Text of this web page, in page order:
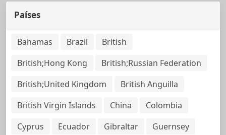
Países
Bahamas Brazil
British
British;Hong Kong
British;Russian Federation
British;United Kingdom
British Anguilla
British Virgin Islands
China
Colombia
Cyprus
Ecuador Gibraltar
Guernsey